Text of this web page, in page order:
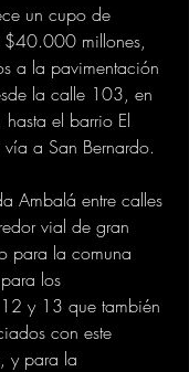
un cupo de
$40.000 millones,
a la pavimentación
la calle 103, en
el barrio El
a San Bernardo.
Ambalá entre calles
vial de gran
para la comuna
los
y 13 que también
con este
y para la